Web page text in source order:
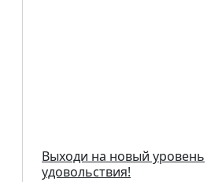
Выходи на новый уровень
удовольствия!